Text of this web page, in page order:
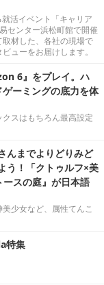
活イベント「キャリア
センター浜松町館で開催
材した、各社の現場で
ューをお届けします。
6』をプレイ。ハ
ーミングの底力を体
スはもちろん最高設定
んまでよりどりみど
う！「クトゥルフ×美
スの庭』が日本語
少女など、属性てんこ
特集